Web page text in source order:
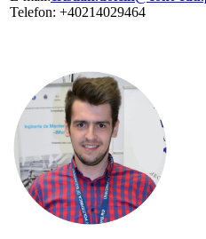
Telefon: +40214029464